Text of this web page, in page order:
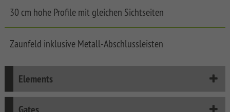
SYSTEM
WPC
WPC
XL
SYSTEM
WPC
WEAVE
Softwood
Coulour
Softwood
Fences,
VPI
Front
Garden
Fences
30 cm hohe Profile mit gleichen Sichtseiten
Zaunfeld inklusive Metall-Abschlussleisten
Elements